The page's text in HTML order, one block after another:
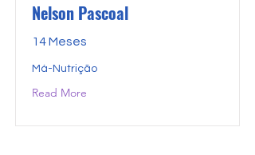
Nelson Pascoal
14 Meses
Má-Nutrição
Read More